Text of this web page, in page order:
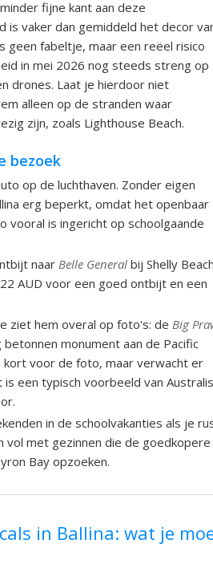
fijne kant aan deze
is vaker dan gemiddeld het decor
geen fabeltje, maar een reëel risico
in mei 2026 nog steeds streng op
drones. Laat je hierdoor niet
alleen op de stranden waar
zijn, zoals Lighthouse Beach.
bezoek
op de luchthaven. Zonder eigen
erg beperkt, omdat het openbaar
vooral is ingericht op schoolgaande
naarBelle General bij Shelly
AUD voor een goed ontbijt en een
ziet hem overal op foto's: deBig
monument aan de Pacific
kort voor de foto, maar verwacht er
een typisch voorbeeld van
in de schoolvakanties als je
vol met gezinnen die de goedkopere
Bay opzoeken.
in Ballina: wat je